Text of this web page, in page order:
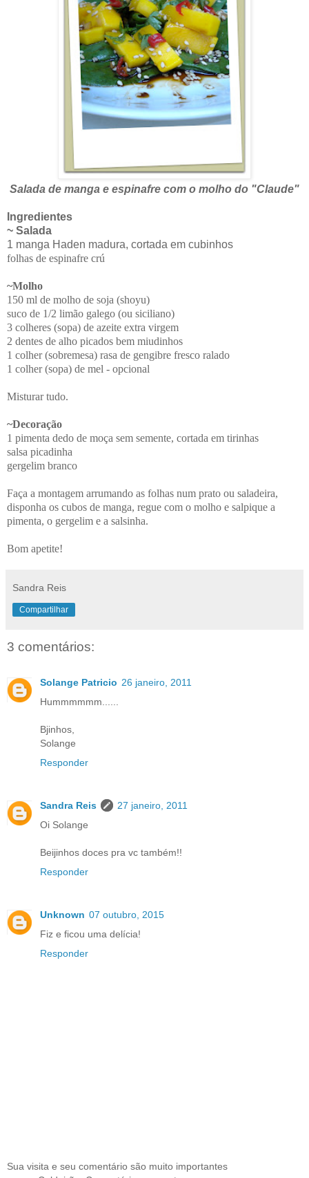
Salada de manga e espinafre com o molho do "Claude"
Ingredientes
~ Salada
1 manga Haden madura, cortada em cubinhos
folhas de espinafre crú
~Molho
150 ml de molho de soja (shoyu)
suco de 1/2 limão galego (ou siciliano)
3 colheres (sopa) de azeite extra virgem
2 dentes de alho picados bem miudinhos
1 colher (sobremesa) rasa de gengibre fresco ralado
1 colher (sopa) de mel - opcional
Misturar tudo.
~Decoração
1 pimenta dedo de moça sem semente, cortada em tirinhas
salsa picadinha
gergelim branco
Faça a montagem arrumando as folhas num prato ou saladeira,
disponha os cubos de manga, regue com o molho e salpique a
pimenta, o gergelim e a salsinha.
Bom apetite!
Sandra Reis
Compartilhar
3 comentários:
Solange Patricio 26 janeiro, 2011
Hummmmmm......
Bjinhos,
Solange
Responder
Sandra Reis
27 janeiro, 2011
Oi Solange
Beijinhos doces pra vc também!!
Responder
Unknown 07 outubro, 2015
Fiz e ficou uma delícia!
Responder
Sua visita e seu comentário são muito importantes